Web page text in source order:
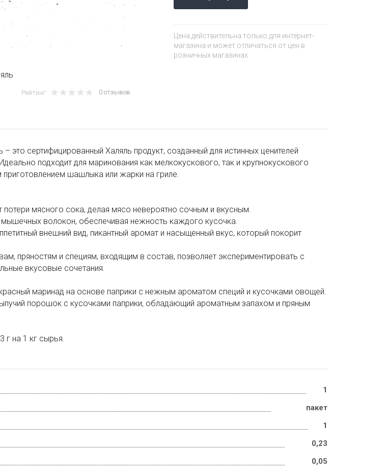
Рейтинг: 0 отзывов
Цена действительна только для интернет-
магазина и может отличаться от цен в
розничных магазинах.
это сертифицированный Халяль продукт, созданный для истинных ценителей
подходит для маринования как мелкокускового, так и крупнокускового
шашлыка или жарки на гриле.
мясного сока, делая мясо невероятно сочным и вкусным.
волокон, обеспечивая нежность каждого кусочка.
внешний вид, пикантный аромат и насыщенный вкус, который покорит
пряностям и специям, входящим в состав, позволяет экспериментировать с
вкусовые сочетания.
маринад на основе паприки с нежным ароматом специй и кусочками овощей.
порошок с кусочками паприки, обладающий ароматным запахом и пряным
г на 1 кг сырья.
1
пакет
1
0,23
0,05